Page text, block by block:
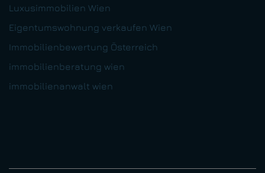
Luxusimmobilien Wien
Eigentumswohnung verkaufen Wien
Immobilienbewertung Österreich
immobilienberatung wien
immobilienanwalt wien